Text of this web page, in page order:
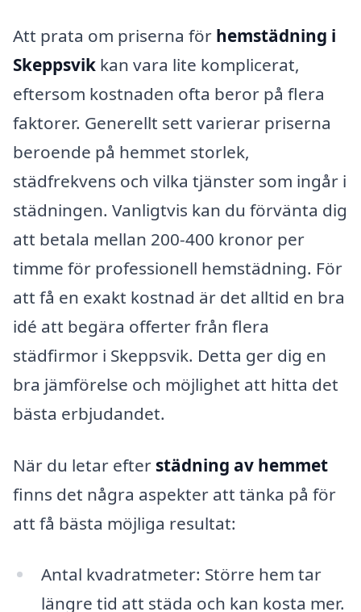
Att prata om priserna för hemstädning i
Skeppsvik kan vara lite komplicerat,
eftersom kostnaden ofta beror på flera
faktorer. Generellt sett varierar priserna
beroende på hemmet storlek,
städfrekvens och vilka tjänster som ingår i
städningen. Vanligtvis kan du förvänta dig
att betala mellan 200-400 kronor per
timme för professionell hemstädning. För
att få en exakt kostnad är det alltid en bra
idé att begära offerter från flera
städfirmor i Skeppsvik. Detta ger dig en
bra jämförelse och möjlighet att hitta det
bästa erbjudandet.
När du letar efter städning av hemmet
finns det några aspekter att tänka på för
att få bästa möjliga resultat:
Antal kvadratmeter: Större hem tar
längre tid att städa och kan kosta mer.